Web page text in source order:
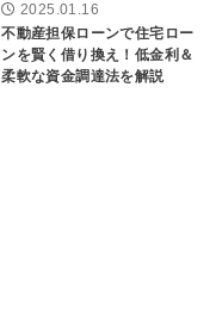
2025.01.16
不動産担保ローンで住宅ロー
ンを賢く借り換え！低金利＆
柔軟な資金調達法を解説